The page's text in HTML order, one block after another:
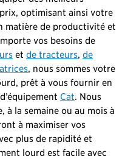
optimisant ainsi votre
matière de productivité et
vos besoins de
et de tracteurs, de
, nous sommes votre
prêt à vous fournir en
Cat. Nous
à la semaine ou au mois à
à maximiser vos
plus de rapidité et
lourd est facile avec